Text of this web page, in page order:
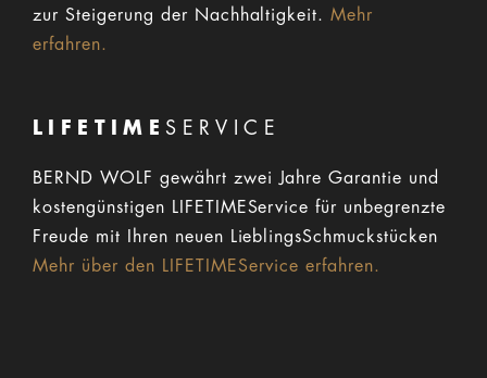
zur Steigerung der Nachhaltigkeit.Mehr
erfahren.
LIFETIME SERVICE
BERND WOLF gewährt zwei Jahre Garantie und
kostengünstigen LIFETIMEService für unbegrenzte
Freude mit Ihren neuen LieblingsSchmuckstücken
Mehr über den LIFETIMEService erfahren.